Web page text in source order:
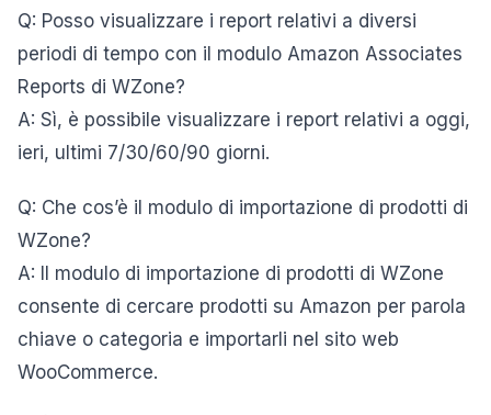
Q: Posso visualizzare i report relativi a diversi
periodi di tempo con il modulo Amazon Associates
Reports di WZone?
A: Sì, è possibile visualizzare i report relativi a oggi,
ieri, ultimi 7/30/60/90 giorni.
Q: Che cos’è il modulo di importazione di prodotti di
WZone?
A: Il modulo di importazione di prodotti di WZone
consente di cercare prodotti su Amazon per parola
chiave o categoria e importarli nel sito web
WooCommerce.